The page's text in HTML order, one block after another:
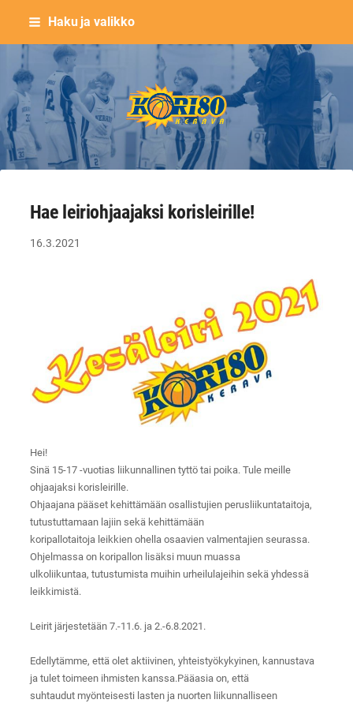
Siirry
sisältöön
Haku ja valikko
Keravan Kori-80 ry
Hae leiriohjaajaksi korisleirille!
16.3.2021
Hei!
Sinä 15-17 -vuotias liikunnallinen tyttö tai poika. Tule meille
ohjaajaksi korisleirille.
Ohjaajana pääset kehittämään osallistujien perusliikuntataitoja,
tutustuttamaan lajiin sekä kehittämään
koripallotaitoja leikkien ohella osaavien valmentajien seurassa.
Ohjelmassa on koripallon lisäksi muun muassa
ulkoliikuntaa, tutustumista muihin urheilulajeihin sekä yhdessä
leikkimistä.
Leirit järjestetään 7.-11.6. ja 2.-6.8.2021.
Edellytämme, että olet aktiivinen, yhteistyökykyinen, kannustava
ja tulet toimeen ihmisten kanssa.Pääasia on, että
suhtaudut myönteisesti lasten ja nuorten liikunnalliseen